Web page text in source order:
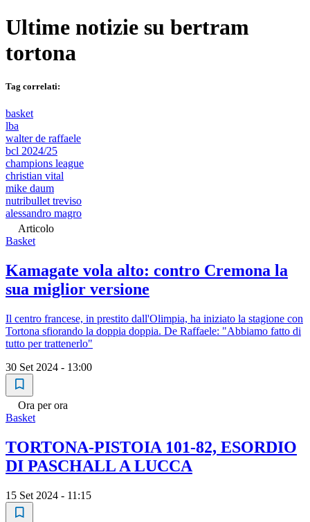
Ultime notizie su bertram
tortona
Tag correlati:
basket
lba
walter de raffaele
bcl 2024/25
champions league
christian vital
mike daum
nutribullet treviso
alessandro magro
Articolo
Basket
Kamagate vola alto: contro Cremona la
sua miglior versione
Il centro francese, in prestito dall'Olimpia, ha iniziato la stagione con
Tortona sfiorando la doppia doppia. De Raffaele: "Abbiamo fatto di
tutto per trattenerlo"
30 Set 2024 - 13:00
Ora per ora
Basket
TORTONA-PISTOIA 101-82, ESORDIO
DI PASCHALL A LUCCA
15 Set 2024 - 11:15